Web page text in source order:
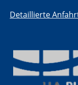
SFB/TRR 270
SFB 1242
"Transient core-
Detaillierte